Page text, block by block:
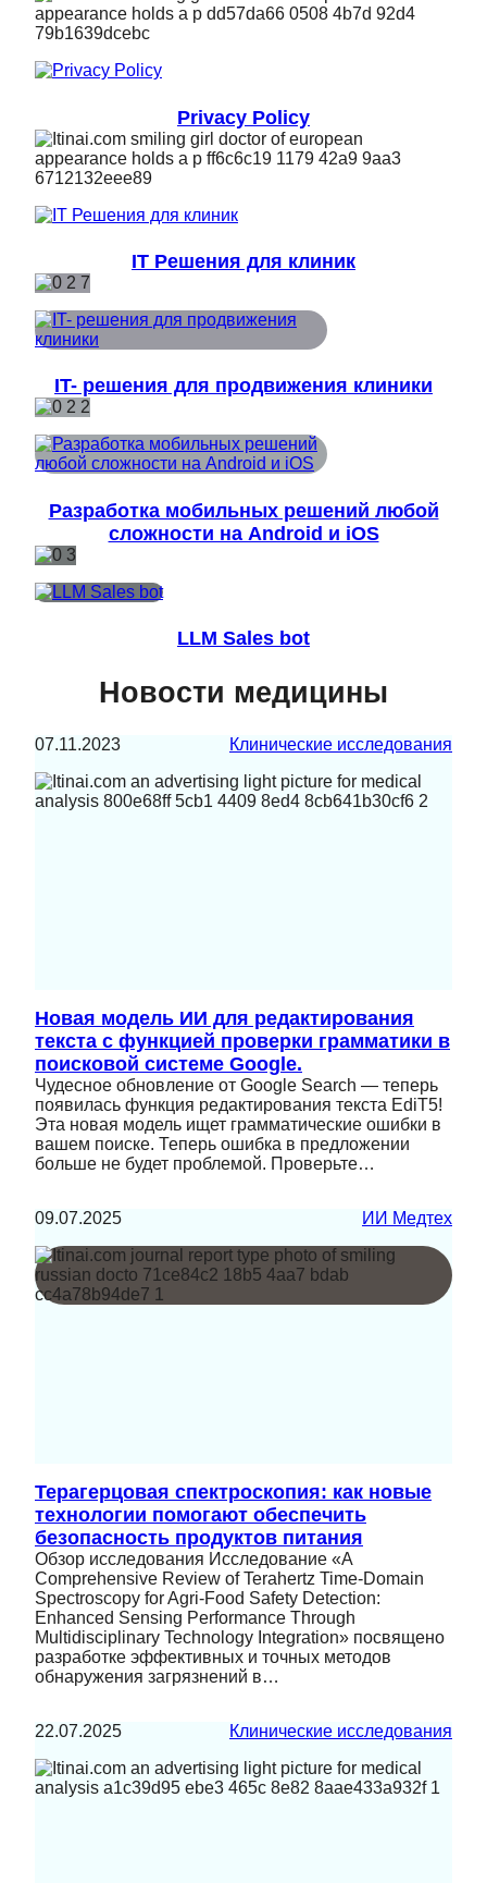
Privacy Policy
IT Решения для клиник
IT- решения для продвижения клиники
Разработка мобильных решений любой
сложности на Android и iOS
LLM Sales bot
Новости медицины
07.11.2023 Клинические исследования
Новая модель ИИ для редактирования
текста с функцией проверки грамматики в
поисковой системе Google.
Чудесное обновление от Google Search — теперь
появилась функция редактирования текста EdiT5!
Эта новая модель ищет грамматические ошибки в
вашем поиске. Теперь ошибка в предложении
больше не будет проблемой. Проверьте…
09.07.2025 ИИ Медтех
Терагерцовая спектроскопия: как новые
технологии помогают обеспечить
безопасность продуктов питания
Обзор исследования Исследование «A
Comprehensive Review of Terahertz Time-Domain
Spectroscopy for Agri-Food Safety Detection:
Enhanced Sensing Performance Through
Multidisciplinary Technology Integration» посвящено
разработке эффективных и точных методов
обнаружения загрязнений в…
22.07.2025 Клинические исследования